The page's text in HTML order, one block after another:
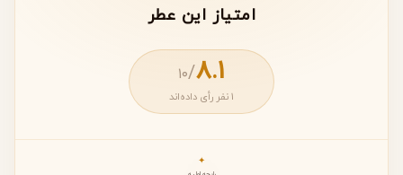
امتیاز این عطر
8.1
/۱۰
1 نفر رأی داده‌اند
✦